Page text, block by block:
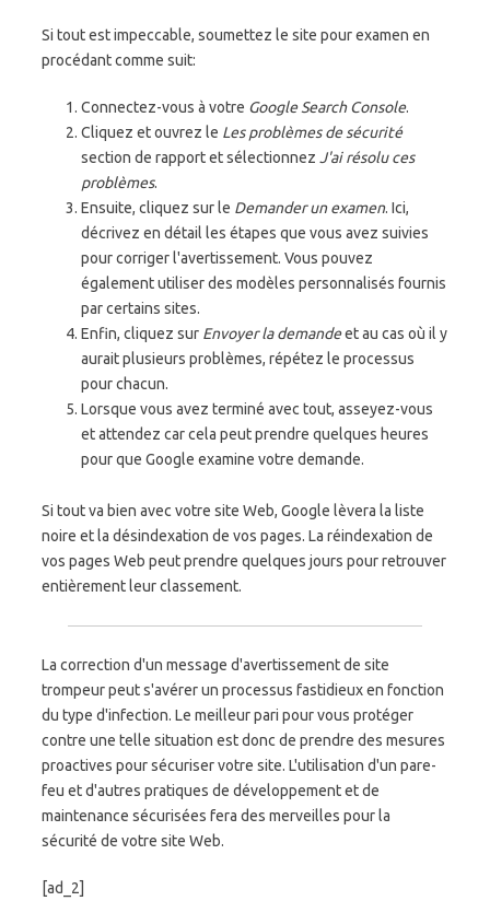
Si tout est impeccable, soumettez le site pour examen en
procédant comme suit:
Connectez-vous à votre Google Search Console.
Cliquez et ouvrez le Les problèmes de sécurité
section de rapport et sélectionnez J'ai résolu ces
problèmes.
Ensuite, cliquez sur le Demander un examen. Ici,
décrivez en détail les étapes que vous avez suivies
pour corriger l'avertissement. Vous pouvez
également utiliser des modèles personnalisés fournis
par certains sites.
Enfin, cliquez sur Envoyer la demandeet au cas où il y
aurait plusieurs problèmes, répétez le processus
pour chacun.
Lorsque vous avez terminé avec tout, asseyez-vous
et attendez car cela peut prendre quelques heures
pour que Google examine votre demande.
Si tout va bien avec votre site Web, Google lèvera la liste
noire et la désindexation de vos pages. La réindexation de
vos pages Web peut prendre quelques jours pour retrouver
entièrement leur classement.
La correction d'un message d'avertissement de site
trompeur peut s'avérer un processus fastidieux en fonction
du type d'infection. Le meilleur pari pour vous protéger
contre une telle situation est donc de prendre des mesures
proactives pour sécuriser votre site. L'utilisation d'un pare-
feu et d'autres pratiques de développement et de
maintenance sécurisées fera des merveilles pour la
sécurité de votre site Web.
[ad_2]